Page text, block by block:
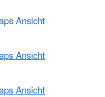
Ansicht
Ansicht
Ansicht